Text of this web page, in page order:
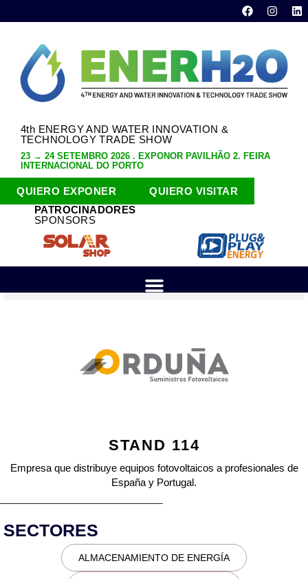
4th ENERGY AND WATER INNOVATION &
TECHNOLOGY TRADE SHOW
23 → 24 SETEMBRO 2026 . EXPONOR PAVILHÃO 2. FEIRA
INTERNACIONAL DO PORTO
QUIERO EXPONER
QUIERO VISITAR
PATROCINADORES
SPONSORS
STAND 114
Empresa que distribuye equipos fotovoltaicos a profesionales de
España y Portugal.
SECTORES
ALMACENAMIENTO DE ENERGÍA